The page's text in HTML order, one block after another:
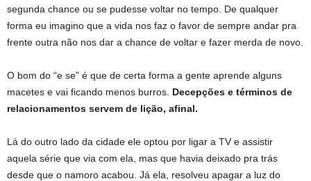
segunda chance ou se pudesse voltar no tempo. De qualquer
forma eu imagino que a vida nos faz o favor de sempre andar pra
frente outra não nos dar a chance de voltar e fazer merda de novo.
O bom do “e se” é que de certa forma a gente aprende alguns
macetes e vai ficando menos burros. Decepções e términos de
relacionamentos servem de lição, afinal.
Lá do outro lado da cidade ele optou por ligar a TV e assistir
aquela série que via com ela, mas que havia deixado pra trás
desde que o namoro acabou. Já ela, resolveu apagar a luz do